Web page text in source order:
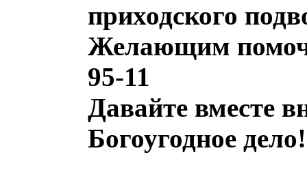
приходского
Желающим
95-11
Давайте вместе
Богоугодное дело!